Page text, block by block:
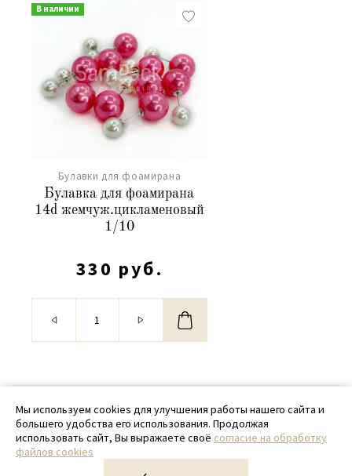
В наличии
Булавки для фоамирана
Булавка для фоамирана
14d жемчуж.цикламеновый
1/10
330 руб.
© 2020 - 2026 SamPack
+ 7 (918) 699-97-87
zakaz@sampack.store
Мы используем cookies для улучшения работы нашего сайта и
большего удобства его использования. Продолжая
использовать сайт, Вы выражаете своё согласие на обработку
файлов cookies